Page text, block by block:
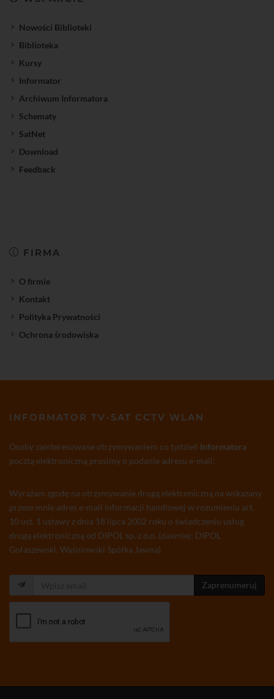
Nowości Biblioteki
Biblioteka
Kursy
Informator
Archiwum Informatora
Schematy
SatNet
Download
Feedback
FIRMA
O firmie
Kontakt
Polityka Prywatności
Ochrona środowiska
INFORMATOR TV-SAT CCTV WLAN
Osoby zainteresowane otrzymywaniem co tydzień Informatora
pocztą elektroniczną prosimy o podanie adresu e-mail:
Wyrażam zgodę na otrzymywanie drogą elektroniczną na wskazany
przeze mnie adres e-mail informacji handlowej w rozumieniu art.
10 ust. 1 ustawy z dnia 18 lipca 2002 roku o świadczeniu usług
drogą elektroniczną od DIPOL sp. z o.o. (dawniej: DIPOL
Gołaszewski, Waśniowski Spółka Jawna)
Zaprenumeruj